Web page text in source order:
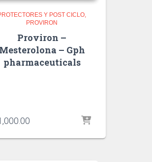
Y POST CICLO
PROVIRON
Proviron –
Mesterolona – Gph
pharmaceuticals